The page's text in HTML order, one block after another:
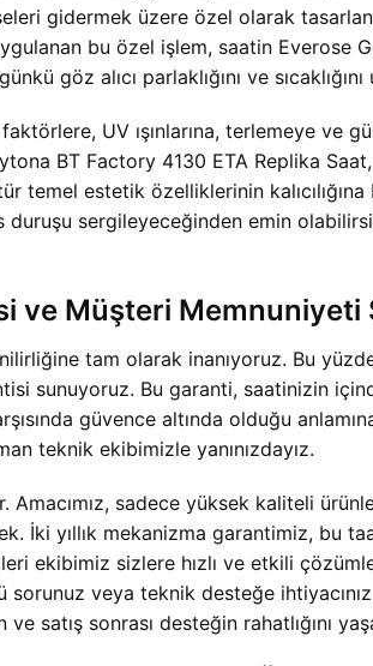
gidermek üzere özel olarak
bu özel işlem, saatin Everose
göz alıcı parlaklığını ve
UV ışınlarına, terlemeye ve
BT Factory 4130 ETA Replika Saat,
estetik özelliklerinin kalıcılığına
sergileyeceğinden emin
ve Müşteri Memnuniyeti
tam olarak inanıyoruz. Bu
sunuyoruz. Bu garanti, saatinizin
güvence altında olduğu
teknik ekibimizle yanınızdayız.
sadece yüksek kaliteli
İki yıllık mekanizma garantimiz, bu
ekibimiz sizlere hızlı ve etkili
veya teknik desteğe
satış sonrası desteğin rahatlığını